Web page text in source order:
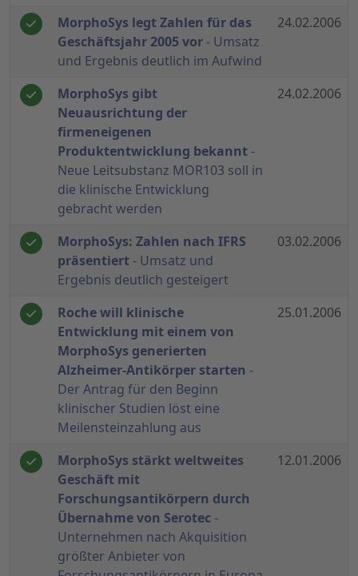
MorphoSys legt Zahlen für das
Geschäftsjahr 2005 vor - Umsatz
und Ergebnis deutlich im Aufwind
24.02.2006
MorphoSys gibt
Neuausrichtung der
firmeneigenen
Produktentwicklung bekannt-
Neue Leitsubstanz MOR103 soll in
die klinische Entwicklung
gebracht werden
24.02.2006
MorphoSys: Zahlen nach IFRS
präsentiert - Umsatz und
Ergebnis deutlich gesteigert
03.02.2006
Roche will klinische
Entwicklung mit einem von
MorphoSys generierten
Alzheimer-Antikörper starten -
Der Antrag für den Beginn
klinischer Studien löst eine
Meilensteinzahlung aus
25.01.2006
MorphoSys stärkt weltweites
Geschäft mit
Forschungsantikörpern durch
Übernahme von Serotec -
Unternehmen nach Akquisition
größter Anbieter von
12.01.2006